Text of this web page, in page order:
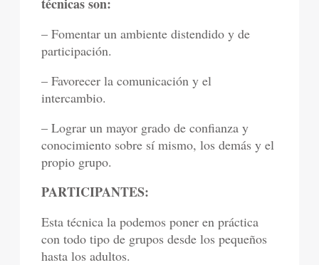
– Fomentar un ambiente distendido y de
participación.
– Favorecer la comunicación y el
intercambio.
– Lograr un mayor grado de confianza y
conocimiento sobre sí mismo, los demás y el
propio grupo.
PARTICIPANTES:
Esta técnica la podemos poner en práctica
con todo tipo de grupos desde los pequeños
hasta los adultos.